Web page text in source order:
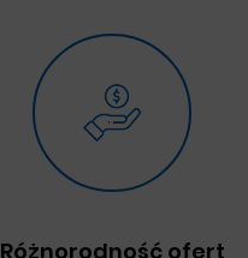
Różnorodność ofert